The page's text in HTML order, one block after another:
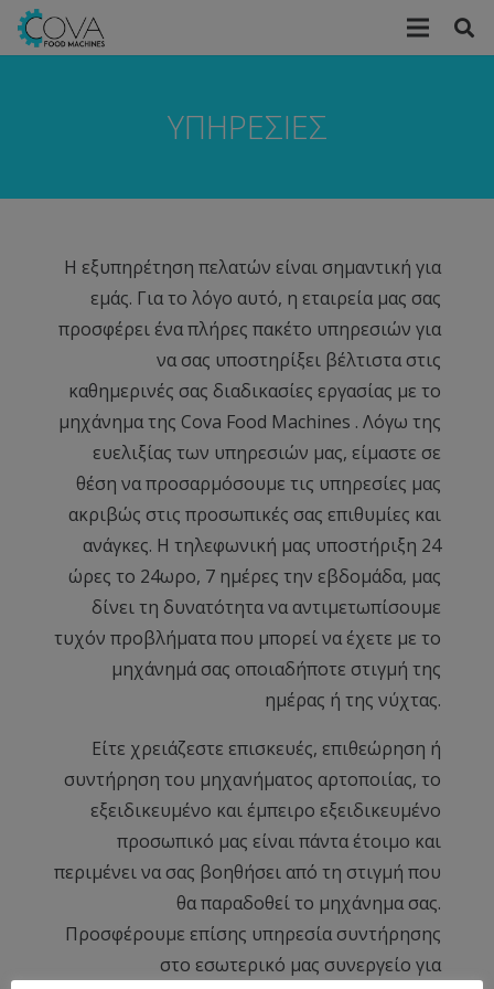
ΥΠΗΡΕΣΙΕΣ
Η εξυπηρέτηση πελατών είναι σημαντική για
εμάς. Για το λόγο αυτό, η εταιρεία μας σας
προσφέρει ένα πλήρες πακέτο υπηρεσιών για
να σας υποστηρίξει βέλτιστα στις
καθημερινές σας διαδικασίες εργασίας με το
μηχάνημα της Cova Food Machines . Λόγω της
ευελιξίας των υπηρεσιών μας, είμαστε σε
θέση να προσαρμόσουμε τις υπηρεσίες μας
ακριβώς στις προσωπικές σας επιθυμίες και
ανάγκες. Η τηλεφωνική μας υποστήριξη 24
ώρες το 24ωρο, 7 ημέρες την εβδομάδα, μας
δίνει τη δυνατότητα να αντιμετωπίσουμε
τυχόν προβλήματα που μπορεί να έχετε με το
μηχάνημά σας οποιαδήποτε στιγμή της
ημέρας ή της νύχτας.
Είτε χρειάζεστε επισκευές, επιθεώρηση ή
συντήρηση του μηχανήματος αρτοποιίας, το
εξειδικευμένο και έμπειρο εξειδικευμένο
προσωπικό μας είναι πάντα έτοιμο και
περιμένει να σας βοηθήσει από τη στιγμή που
θα παραδοθεί το μηχάνημα σας.
Προσφέρουμε επίσης υπηρεσία συντήρησης
στο εσωτερικό μας συνεργείο για